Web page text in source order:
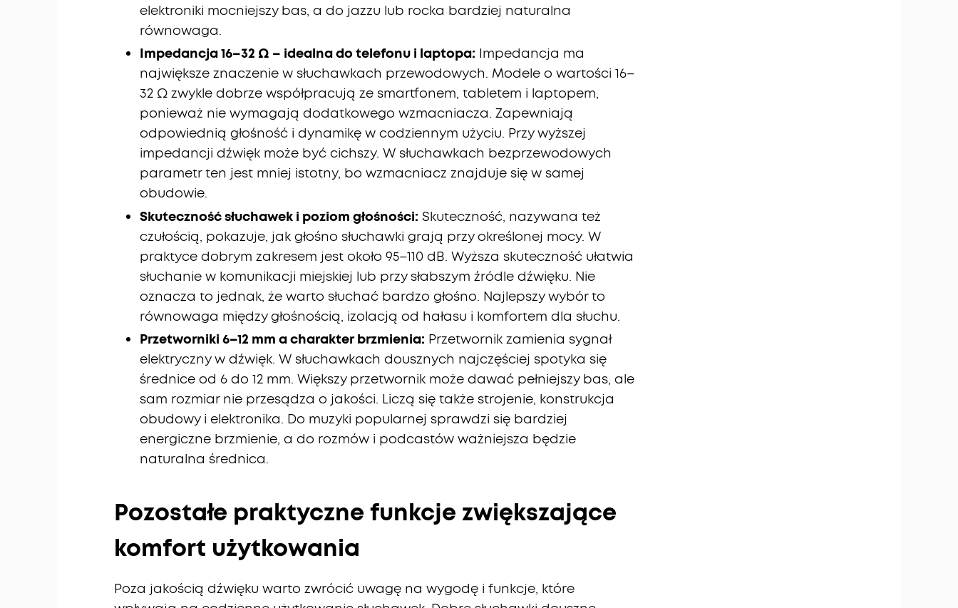
elektroniki mocniejszy bas, a do jazzu lub rocka bardziej naturalna
równowaga.
Impedancja 16–32 Ω – idealna do telefonu i laptopa: Impedancja ma
największe znaczenie w słuchawkach przewodowych. Modele o wartości 16–
32 Ω zwykle dobrze współpracują ze smartfonem, tabletem i laptopem,
ponieważ nie wymagają dodatkowego wzmacniacza. Zapewniają
odpowiednią głośność i dynamikę w codziennym użyciu. Przy wyższej
impedancji dźwięk może być cichszy. W słuchawkach bezprzewodowych
parametr ten jest mniej istotny, bo wzmacniacz znajduje się w samej
obudowie.
Skuteczność słuchawek i poziom głośności: Skuteczność, nazywana też
czułością, pokazuje, jak głośno słuchawki grają przy określonej mocy. W
praktyce dobrym zakresem jest około 95–110 dB. Wyższa skuteczność ułatwia
słuchanie w komunikacji miejskiej lub przy słabszym źródle dźwięku. Nie
oznacza to jednak, że warto słuchać bardzo głośno. Najlepszy wybór to
równowaga między głośnością, izolacją od hałasu i komfortem dla słuchu.
Przetworniki 6–12 mm a charakter brzmienia: Przetwornik zamienia sygnał
elektryczny w dźwięk. W słuchawkach dousznych najczęściej spotyka się
średnice od 6 do 12 mm. Większy przetwornik może dawać pełniejszy bas, ale
sam rozmiar nie przesądza o jakości. Liczą się także strojenie, konstrukcja
obudowy i elektronika. Do muzyki popularnej sprawdzi się bardziej
energiczne brzmienie, a do rozmów i podcastów ważniejsza będzie
naturalna średnica.
Pozostałe praktyczne funkcje zwiększające
komfort użytkowania
Poza jakością dźwięku warto zwrócić uwagę na wygodę i funkcje, które